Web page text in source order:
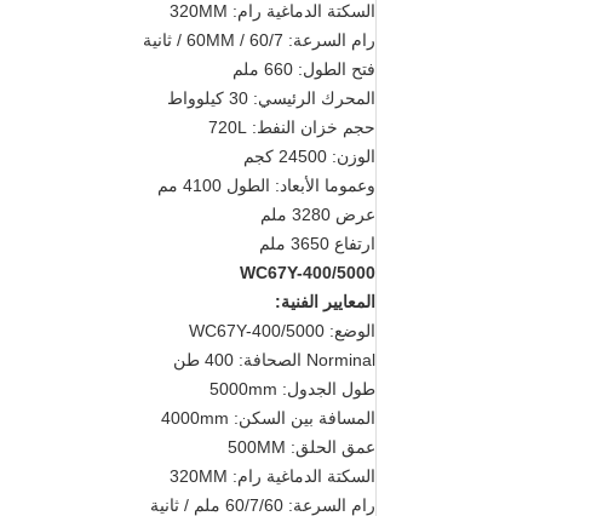
السكتة الدماغية رام: 320MM
رام السرعة: 60/7 / 60MM / ثانية
فتح الطول: 660 ملم
المحرك الرئيسي: 30 كيلوواط
حجم خزان النفط: 720L
الوزن: 24500 كجم
وعموما الأبعاد: الطول 4100 مم
عرض 3280 ملم
ارتفاع 3650 ملم
WC67Y-400/5000
المعايير الفنية:
الوضع: WC67Y-400/5000
Norminal الصحافة: 400 طن
طول الجدول: 5000mm
المسافة بين السكن: 4000mm
عمق الحلق: 500MM
السكتة الدماغية رام: 320MM
رام السرعة: 60/7/60 ملم / ثانية